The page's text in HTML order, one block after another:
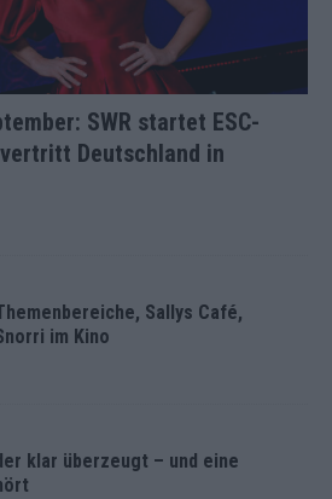
SWR startet ESC-
Deutschland in
Sallys Café,
im Kino
klar überzeugt – und eine